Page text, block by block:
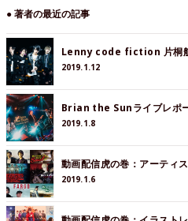
● 著者の最近の記事
Lenny code fiction 片桐
2019.1.12
Brian the Sunライブレポ
2019.1.8
動画配信虎の巻：アーティ
2019.1.6